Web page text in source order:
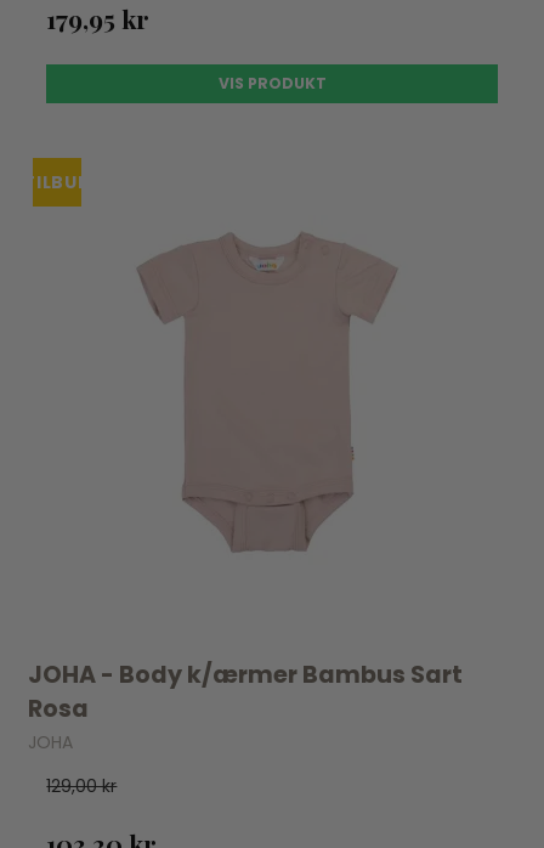
179,95 kr
VIS PRODUKT
TILBUD
JOHA - Body k/ærmer Bambus Sart
Rosa
JOHA
129,00 kr